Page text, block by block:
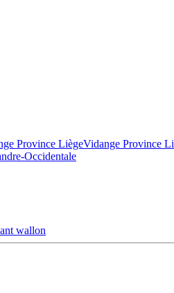
Province LiègeVidange Province
Occidentale
wallon